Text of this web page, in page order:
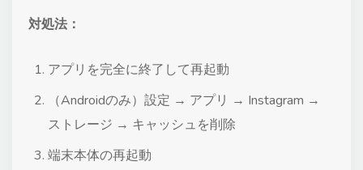
対処法：
アプリを完全に終了して再起動
（Androidのみ）設定 → アプリ → Instagram →
ストレージ → キャッシュを削除
端末本体の再起動